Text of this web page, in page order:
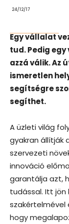
24/12/17
Egy vállalat
tud. Pedig
azzá válik. Az
ismeretlen
segítségre
segíthet.
A üzleti világ
gyakran állítják
szervezeti
innováció
garantálja azt,
tudással. Itt jön
hogy